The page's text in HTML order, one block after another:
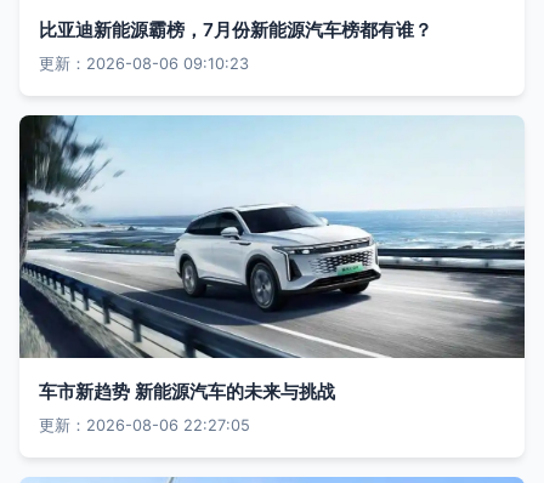
比亚迪新能源霸榜，7月份新能源汽车榜都有谁？
更新：2026-08-06 09:10:23
车市新趋势 新能源汽车的未来与挑战
更新：2026-08-06 22:27:05